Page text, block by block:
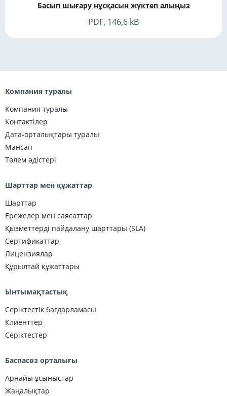
Басып шығару нұсқасын жүктеп алыңыз
PDF, 146,6 kB
Компания туралы
Компания туралы
Контактілер
Дата-орталықтары туралы
Мансап
Төлем әдістері
Шарттар мен құжаттар
Шарттар
Ережелер мен саясаттар
Қызметтерді пайдалану шарттары (SLA)
Сертификаттар
Лицензиялар
Құрылтай құжаттары
Ынтымақтастық
Серіктестік бағдарламасы
Клиенттер
Серіктестер
Баспасөз орталығы
Арнайы ұсыныстар
Жаңалықтар